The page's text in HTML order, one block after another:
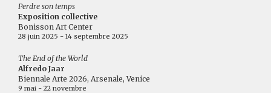
Perdre son temps
Exposition collective
Bonisson Art Center
28 juin 2025 - 14 septembre 2025
The End of the World
Alfredo Jaar
Biennale Arte 2026, Arsenale, Venice
9 mai - 22 novembre